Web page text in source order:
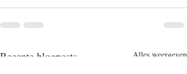
Recente blogposts Alles weergeven